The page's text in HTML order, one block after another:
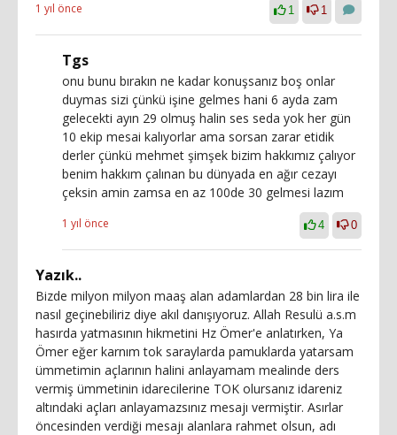
1 yıl önce 1 1
Tgs
onu bunu bırakın ne kadar konuşsanız boş onlar
duymas sizi çünkü işine gelmes hani 6 ayda zam
gelecekti ayın 29 olmuş halin ses seda yok her gün
10 ekip mesai kalıyorlar ama sorsan zarar etidik
derler çünkü mehmet şimşek bizim hakkımız çalıyor
benim hakkım çalınan bu dünyada en ağır cezayı
çeksin amin zamsa en az 100de 30 gelmesi lazım
1 yıl önce 4 0
Yazık..
Bizde milyon milyon maaş alan adamlardan 28 bin lira ile
nasıl geçinebiliriz diye akıl danışıyoruz. Allah Resulü a.s.m
hasırda yatmasının hikmetini Hz Ömer'e anlatırken, Ya
Ömer eğer karnım tok saraylarda pamuklarda yatarsam
ümmetimin açlarının halini anlayamam mealinde ders
vermiş ümmetinin idarecilerine TOK olursanız idareniz
altındaki açları anlayamazsınız mesajı vermiştir. Asırlar
öncesinden verdiği mesajı alanlara rahmet olsun, adı